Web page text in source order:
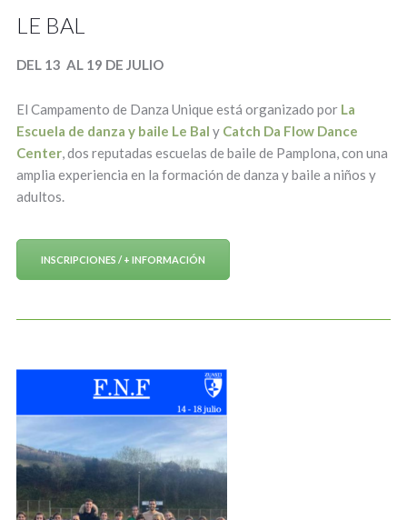
LE BAL
DEL 13 AL 19 DE JULIO
El Campamento de Danza Unique está organizado por La
Escuela de danza y baile Le Bal y Catch Da Flow Dance
Center, dos reputadas escuelas de baile de Pamplona, con una
amplia experiencia en la formación de danza y baile a niños y
adultos.
INSCRIPCIONES / + INFORMACIÓN